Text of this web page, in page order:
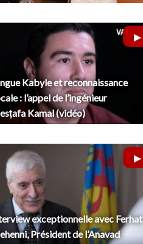
Kabyle et reconnaissance
: l’appel de l’ingénieur
Kamal (vidéo)
exceptionnelle avec Ferhat
Président de l’Anavad